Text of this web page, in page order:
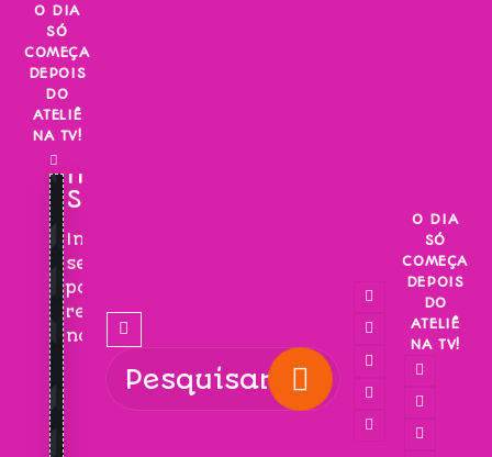
Skip
content
O DIA
SÓ
COMEÇA
DEPOIS
DO
ATELIÊ
NA TV!
INSCREVA-
SE!
Inscreva-
se
para
receber
novidades!
O DIA
SÓ
COMEÇA
DEPOIS
DO
ATELIÊ
NA TV!